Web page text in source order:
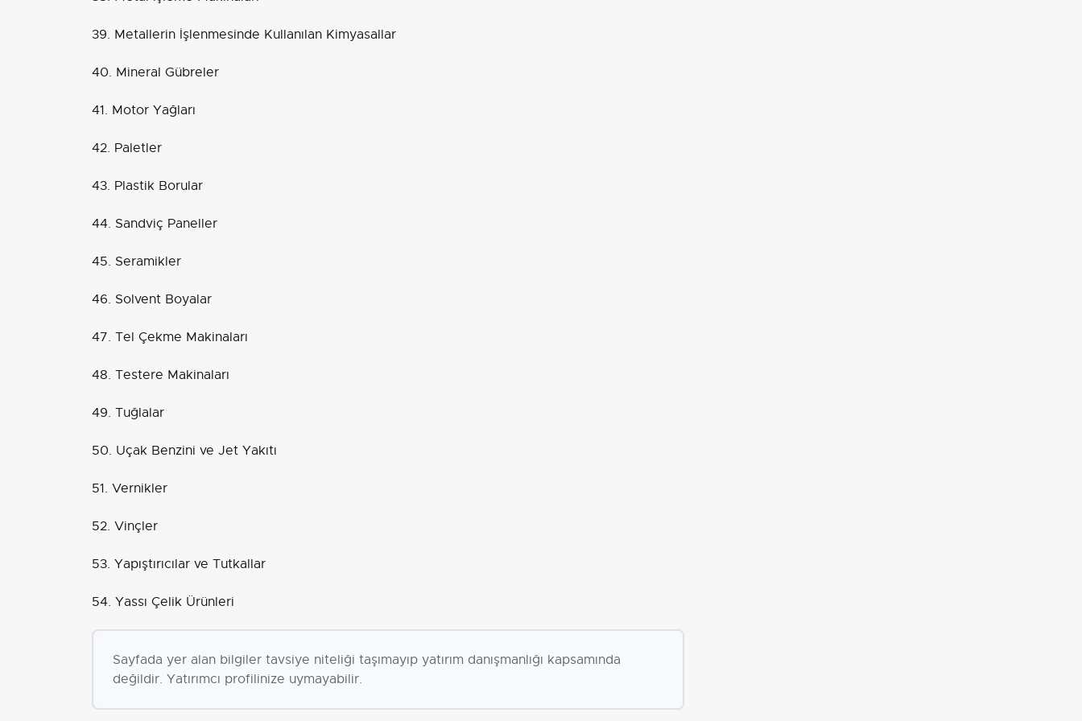
39. Metallerin İşlenmesinde Kullanılan Kimyasallar
40. Mineral Gübreler
41. Motor Yağları
42. Paletler
43. Plastik Borular
44. Sandviç Paneller
45. Seramikler
46. Solvent Boyalar
47. Tel Çekme Makinaları
48. Testere Makinaları
49. Tuğlalar
50. Uçak Benzini ve Jet Yakıtı
51. Vernikler
52. Vinçler
53. Yapıştırıcılar ve Tutkallar
54. Yassı Çelik Ürünleri
Sayfada yer alan bilgiler tavsiye niteliği taşımayıp yatırım danışmanlığı kapsamında
değildir. Yatırımcı profilinize uymayabilir.